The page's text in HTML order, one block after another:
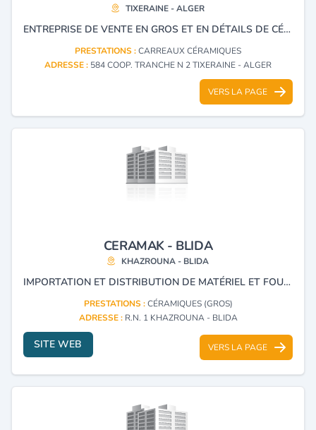
TIXERAINE - ALGER
ENTREPRISE DE VENTE EN GROS ET EN DÉTAILS DE CÉRAMIQUE DALLE DE SOL ET DE FAÏENCE.
PRESTATIONS :CARREAUX CÉRAMIQUES
ADRESSE : 584 COOP. TRANCHE N 2 TIXERAINE - ALGER
VERS LA PAGE
CERAMAK - BLIDA
KHAZROUNA - BLIDA
IMPORTATION ET DISTRIBUTION DE MATÉRIEL ET FOURNITURES DE CÉRAMIQUES, COMMERCE DE MATÉRIAUX DE CONSTRUCTION.
PRESTATIONS :CÉRAMIQUES (GROS)
ADRESSE : R.N. 1 KHAZROUNA - BLIDA
SITE WEB VERS LA PAGE